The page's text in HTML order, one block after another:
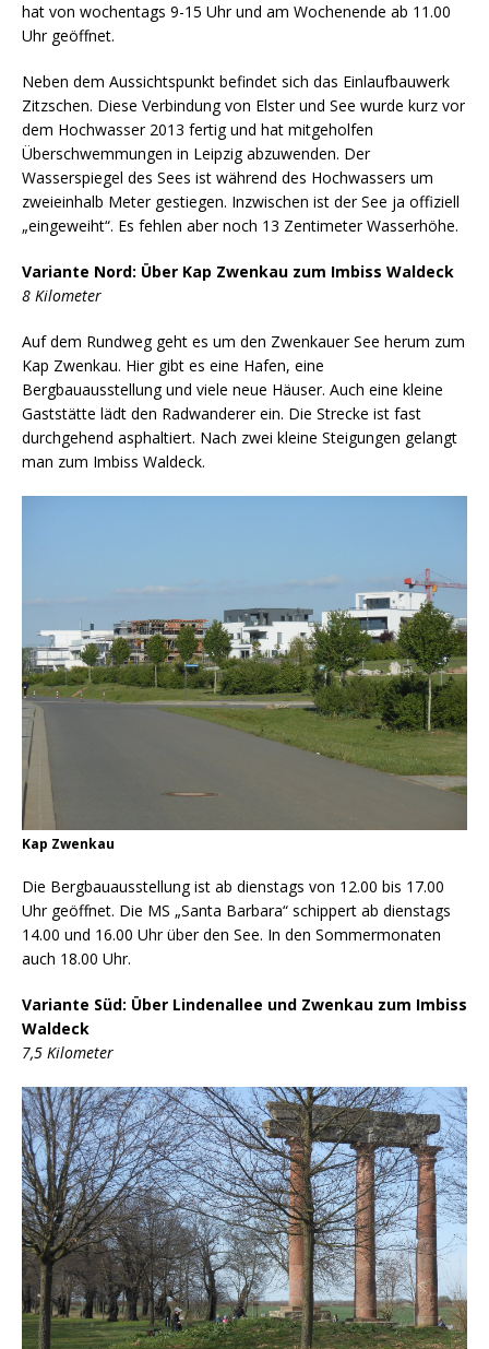
hat von wochentags 9-15 Uhr und am Wochenende ab 11.00
Uhr geöffnet.
Neben dem Aussichtspunkt befindet sich das Einlaufbauwerk
Zitzschen. Diese Verbindung von Elster und See wurde kurz vor
dem Hochwasser 2013 fertig und hat mitgeholfen
Überschwemmungen in Leipzig abzuwenden. Der
Wasserspiegel des Sees ist während des Hochwassers um
zweieinhalb Meter gestiegen. Inzwischen ist der See ja offiziell
„eingeweiht“. Es fehlen aber noch 13 Zentimeter Wasserhöhe.
Variante Nord: Über Kap Zwenkau zum Imbiss Waldeck
8 Kilometer
Auf dem Rundweg geht es um den Zwenkauer See herum zum
Kap Zwenkau. Hier gibt es eine Hafen, eine
Bergbauausstellung und viele neue Häuser. Auch eine kleine
Gaststätte lädt den Radwanderer ein. Die Strecke ist fast
durchgehend asphaltiert. Nach zwei kleine Steigungen gelangt
man zum Imbiss Waldeck.
Kap Zwenkau
Die Bergbauausstellung ist ab dienstags von 12.00 bis 17.00
Uhr geöffnet. Die MS „Santa Barbara“ schippert ab dienstags
14.00 und 16.00 Uhr über den See. In den Sommermonaten
auch 18.00 Uhr.
Variante Süd: Über Lindenallee und Zwenkau zum Imbiss
Waldeck
7,5 Kilometer